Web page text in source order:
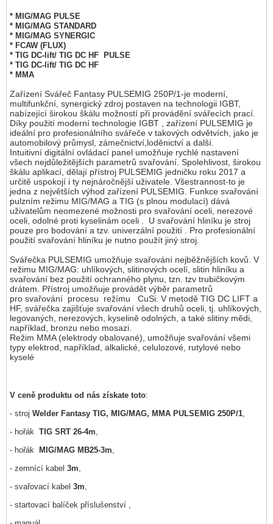
* MIG/MAG PULSE
* MIG/MAG STANDARD
* MIG/MAG SYNERGIC
* FCAW (FLUX)
* TIG DC-lift/ TIG DC HF PULSE
* TIG DC-lift/ TIG DC HF
* MMA
Zařízení Svářeč Fantasy PULSEMIG 250P/1-je moderní,
multifunkční, synergický zdroj postaven na technologii IGBT,
nabízející širokou škálu možností při provádění svářecích prací.
Díky použití moderní technologie IGBT , zařízení PULSEMIG je
ideální pro profesionálního svářeče v takových odvětvích, jako je
automobilový průmysl, zámečnictví,loděnictví a další.
Intuitivní digitální ovládací panel umožňuje rychlé nastavení
všech nejdůležitějších parametrů svařování. Spolehlivost, širokou
škálu aplikací, dělají přístroj PULSEMIG jedničku roku 2017 a
určitě uspokojí i ty nejnáročnější uživatele. Všestrannost-to je
jedna z největších výhod zařízení PULSEMIG. Funkce svařování
pulzním režimu MIG/MAG a TIG (s plnou modulací) dává
uživatelům neomezené možnosti pro svařování oceli, nerezové
oceli, odolné proti kyselinám oceli . U svařování hliníku je stroj
pouze pro bodování a tzv. univerzální použití . Pro profesionální
použití svařování hliníku je nutno použít jiný stroj.
Svářečka PULSEMIG umožňuje svařování nejběžnějších kovů. V
režimu MIG/MAG: uhlíkových, slitinových ocelí, slitin hliníku a
svařování bez použití ochranného plynu, tzn. tzv trubičkovým
drátem. Přístroj umožňuje provádět výběr parametrů
pro svařování procesu režímu CuSi. V metodě TIG DC LIFT a
HF, svářečka zajišťuje svařování všech druhů oceli, tj. uhlíkových,
legovaných, nerezových, kyselině odolných, a také slitiny mědi,
například, bronzu nebo mosazi.
Režim MMA (elektrody obalované), umožňuje svařování všemi
typy elektrod, například, alkalické, celulozové, rutylové nebo
kyselé
V ceně produktu od nás získate toto:
- stroj Welder Fantasy TIG, MIG/MAG, MMA PULSEMIG 250P/1
- hořák TIG SRT 26-4m
- hořák MIG/MAG MB25-3m
- zemnící kabel 3m
- svařovací kabel 3m
- startovací balíček příslušenství ,